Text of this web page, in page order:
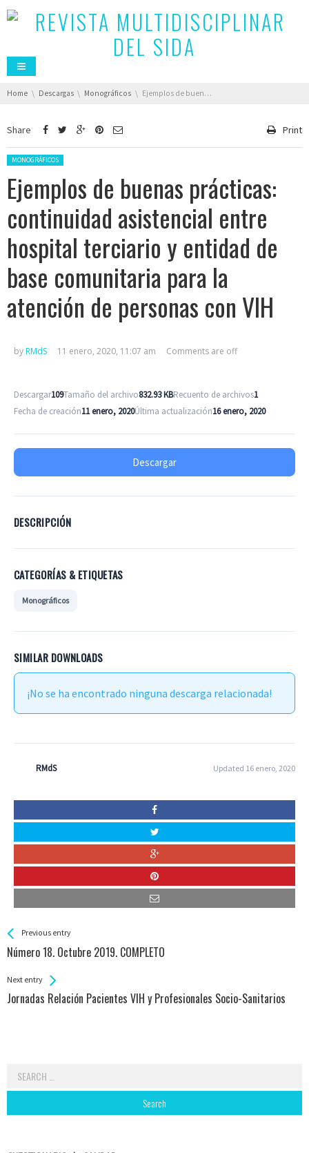
You are here:
Home Descargas Monográficos Ejemplos de buenas prácticas: continuidad asistencial entre hospital terciario y entidad de base comunitaria para la atención de personas con VIH
Share Print
Posted in:
MONOGRÁFICOS
Ejemplos de buenas prácticas:
continuidad asistencial entre
hospital terciario y entidad de
base comunitaria para la
atención de personas con VIH
by RMdS 11 enero, 2020, 11:07 am Comments are off
Descargar109Tamaño del archivo832.93 KBRecuento de archivos1
Fecha de creación11 enero, 2020Última actualización16 enero, 2020
Descargar
DESCRIPCIÓN
CATEGORÍAS & ETIQUETAS
Monográficos
SIMILAR DOWNLOADS
¡No se ha encontrado ninguna descarga relacionada!
RMdS Updated 16 enero, 2020
See more
Previous entry
Número 18. Octubre 2019. COMPLETO
Back
All
Next entry
Jornadas Relación Pacientes VIH y Profesionales Socio-Sanitarios
Search